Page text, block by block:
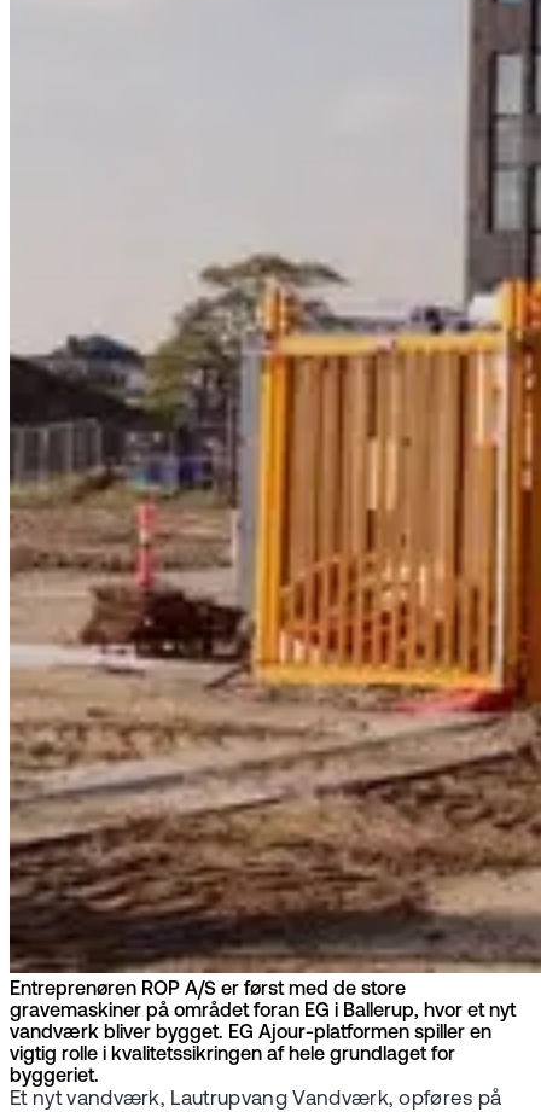
Entreprenøren ROP A/S er først med de store
gravemaskiner på området foran EG i Ballerup, hvor et nyt
vandværk bliver bygget. EG Ajour-platformen spiller en
vigtig rolle i kvalitetssikringen af hele grundlaget for
byggeriet.
Et nyt vandværk, Lautrupvang Vandværk, opføres på